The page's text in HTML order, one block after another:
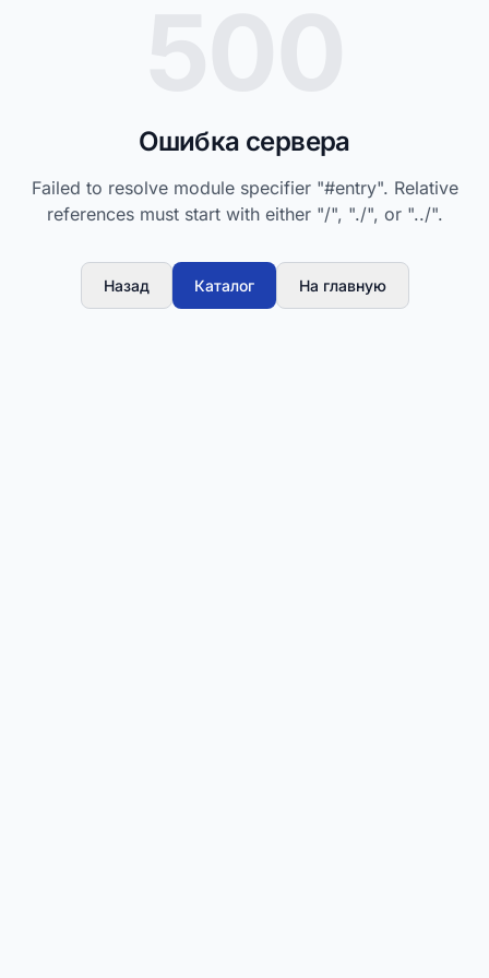
Ошибка сервера
Failed to resolve module specifier "#entry". Relative
references must start with either "/", "./", or "../".
Назад Каталог На главную